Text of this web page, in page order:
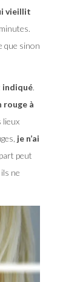
vieillit
que sinon
indiqué.
rouge à
lieux
je n’ai
peut
ne